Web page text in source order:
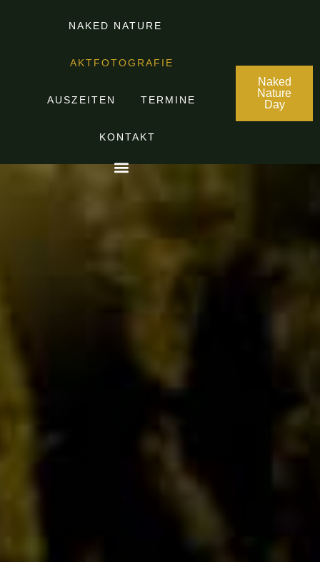
NAKED NATURE
AKTFOTOGRAFIE
AUSZEITEN TERMINE
KONTAKT
Naked
Nature
Day